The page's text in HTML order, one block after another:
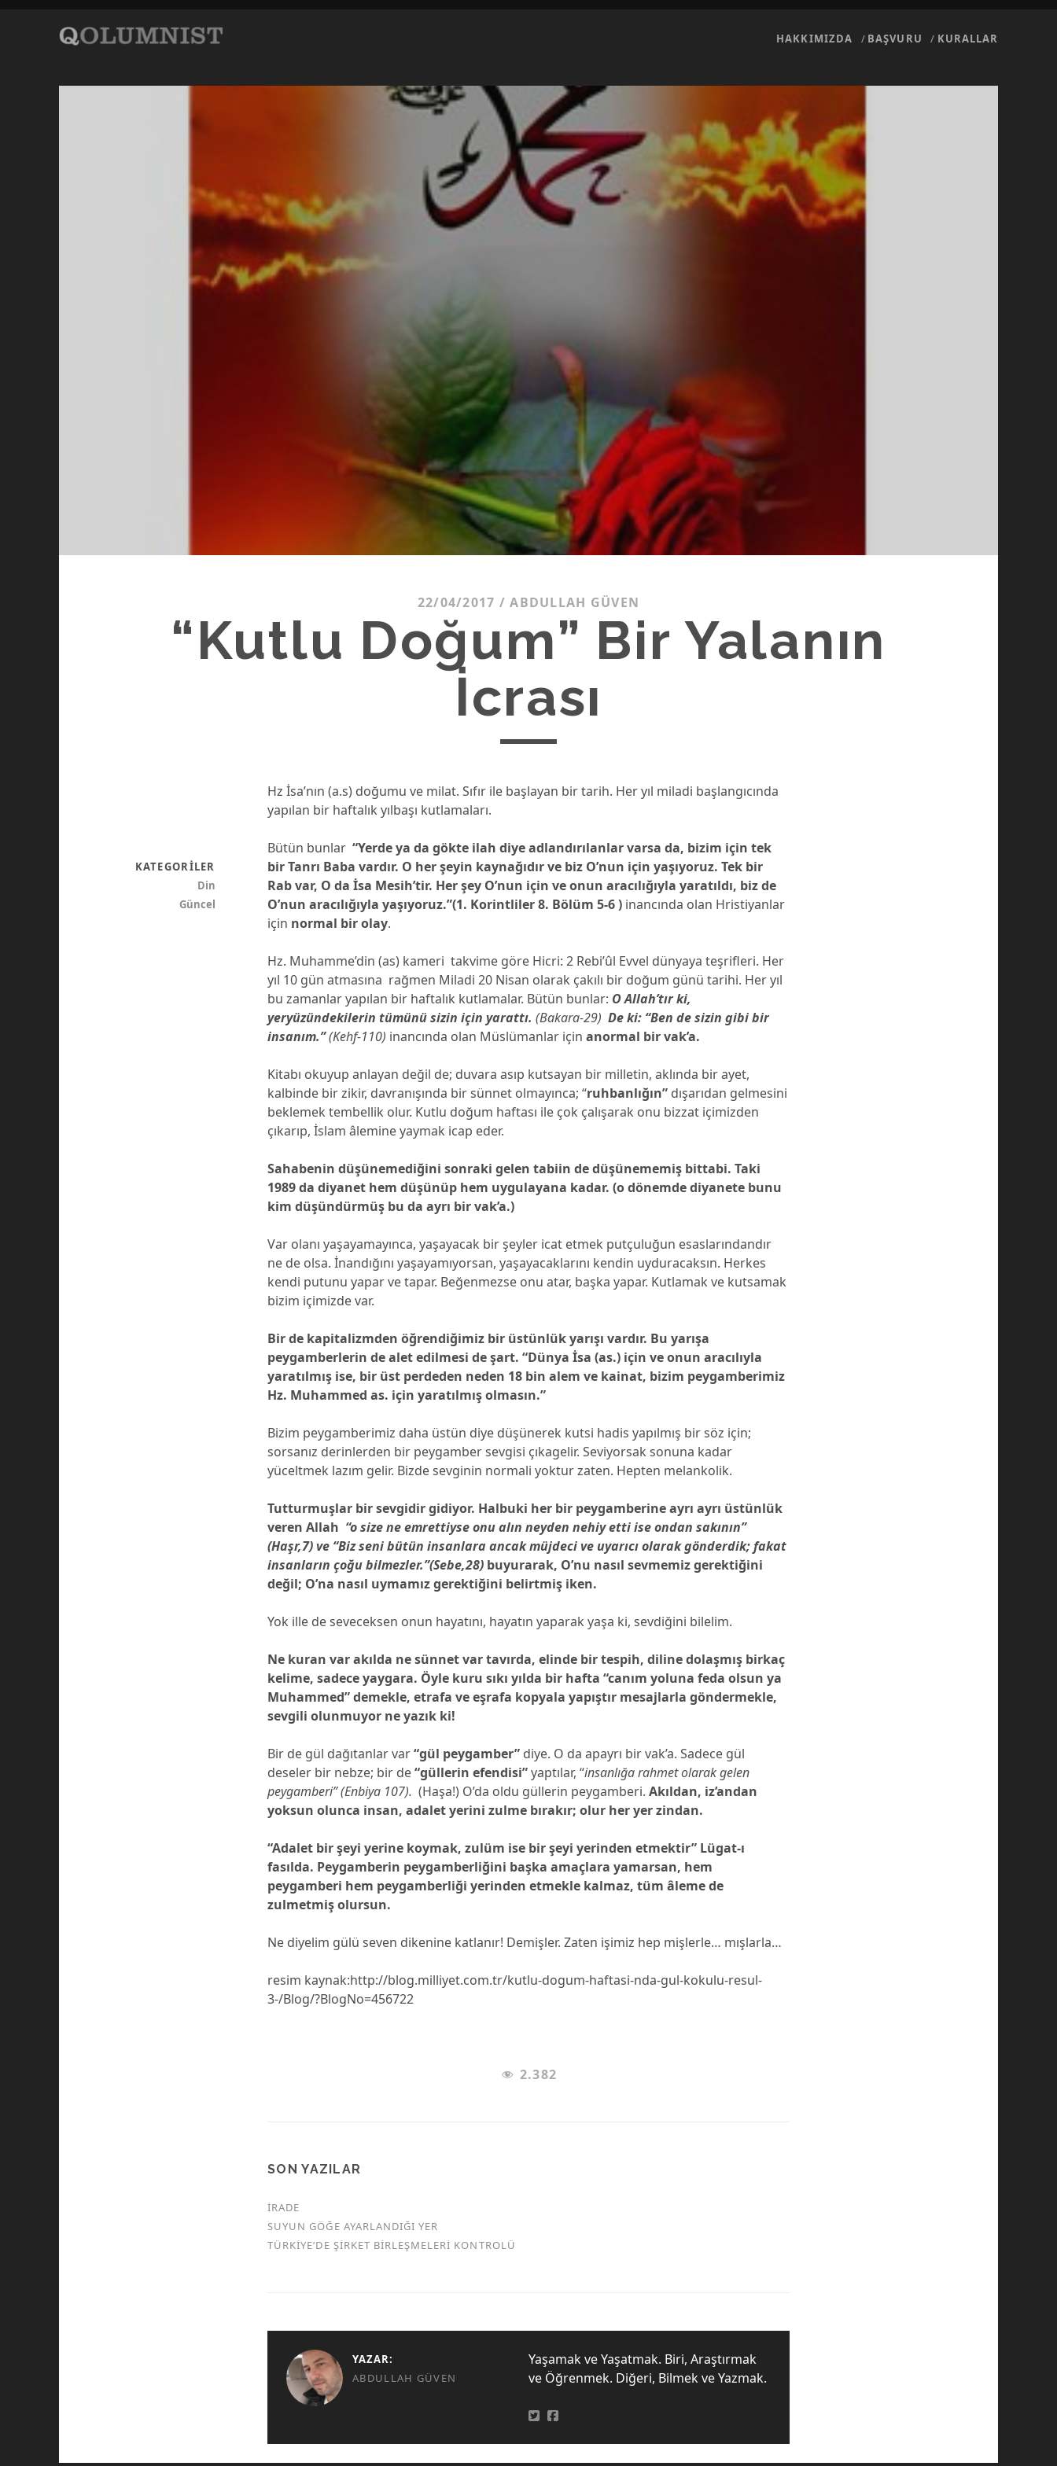
HAKKIMIZDA BAŞVURU KURALLAR
22/04/2017 /ABDULLAH GÜVEN
“Kutlu Doğum” Bir Yalanın
İcrası
Hz İsa’nın (a.s) doğumu ve milat. Sıfır ile başlayan bir tarih. Her yıl miladi başlangıcında
yapılan bir haftalık yılbaşı kutlamaları.
Bütün bunlar“Yerde ya da gökte ilah diye adlandırılanlar varsa da, bizim için tek
bir Tanrı Baba vardır. O her şeyin kaynağıdır ve biz O’nun için yaşıyoruz. Tek bir
Rab var, O da İsa Mesih’tir. Her şey O’nun için ve onun aracılığıyla yaratıldı, biz de
O’nun aracılığıyla yaşıyoruz.”(1. Korintliler 8. Bölüm 5-6 ) inancında olan Hristiyanlar
için normal bir olay.
Hz. Muhamme’din (as) kameri takvime göre Hicri: 2 Rebi’ûl Evvel dünyaya teşrifleri. Her
yıl 10 gün atmasına rağmen Miladi 20 Nisan olarak çakılı bir doğum günü tarihi. Her yıl
bu zamanlar yapılan bir haftalık kutlamalar. Bütün bunlar: O Allah’tır ki,
yeryüzündekilerin tümünü sizin için yarattı.(Bakara-29)De ki: “Ben de sizin gibi bir
insanım.”(Kehf-110) inancında olan Müslümanlar içinanormal bir vak’a.
Kitabı okuyup anlayan değil de; duvara asıp kutsayan bir milletin, aklında bir ayet,
kalbinde bir zikir, davranışında bir sünnet olmayınca; “ruhbanlığın” dışarıdan gelmesini
beklemek tembellik olur. Kutlu doğum haftası ile çok çalışarak onu bizzat içimizden
çıkarıp, İslam âlemine yaymak icap eder.
Sahabenin düşünemediğini sonraki gelen tabiin de düşünememiş bittabi. Taki
1989 da diyanet hem düşünüp hem uygulayana kadar. (o dönemde diyanete bunu
kim düşündürmüş bu da ayrı bir vak’a.)
Var olanı yaşayamayınca, yaşayacak bir şeyler icat etmek putçuluğun esaslarındandır
ne de olsa. İnandığını yaşayamıyorsan, yaşayacaklarını kendin uyduracaksın. Herkes
kendi putunu yapar ve tapar. Beğenmezse onu atar, başka yapar. Kutlamak ve kutsamak
bizim içimizde var.
Bir de kapitalizmden öğrendiğimiz bir üstünlük yarışı vardır. Bu yarışa
peygamberlerin de alet edilmesi de şart. “Dünya İsa (as.) için ve onun aracılıyla
yaratılmış ise, bir üst perdeden neden 18 bin alem ve kainat, bizim peygamberimiz
Hz. Muhammed as. için yaratılmış olmasın.”
Bizim peygamberimiz daha üstün diye düşünerek kutsi hadis yapılmış bir söz için;
sorsanız derinlerden bir peygamber sevgisi çıkagelir. Seviyorsak sonuna kadar
yüceltmek lazım gelir. Bizde sevginin normali yoktur zaten. Hepten melankolik.
Tutturmuşlar bir sevgidir gidiyor. Halbuki her bir peygamberine ayrı ayrı üstünlük
veren Allah “o size ne emrettiyse onu alın neyden nehiy etti ise ondan sakının”
(Haşr,7) ve “Biz seni bütün insanlara ancak müjdeci ve uyarıcı olarak gönderdik; fakat
insanların çoğu bilmezler.”(Sebe,28) buyurarak, O’nu nasıl sevmemiz gerektiğini
değil; O’na nasıl uymamız gerektiğini belirtmiş iken.
Yok ille de seveceksen onun hayatını, hayatın yaparak yaşa ki, sevdiğini bilelim.
Ne kuran var akılda ne sünnet var tavırda, elinde bir tespih, diline dolaşmış birkaç
kelime, sadece yaygara. Öyle kuru sıkı yılda bir hafta “canım yoluna feda olsun ya
Muhammed” demekle, etrafa ve eşrafa kopyala yapıştır mesajlarla göndermekle,
sevgili olunmuyor ne yazık ki!
Bir de gül dağıtanlar var“gül peygamber” diye. O da apayrı bir vak’a. Sadece gül
deseler bir nebze; bir de“güllerin efendisi”yaptılar, “insanlığa rahmet olarak gelen
peygamberi” (Enbiya 107). (Haşa!) O’da oldu güllerin peygamberi.Akıldan, iz’andan
yoksun olunca insan, adalet yerini zulme bırakır; olur her yer zindan.
“Adalet bir şeyi yerine koymak, zulüm ise bir şeyi yerinden etmektir” Lügat-ı
fasılda. Peygamberin peygamberliğini başka amaçlara yamarsan, hem
peygamberi hem peygamberliği yerinden etmekle kalmaz, tüm âleme de
zulmetmiş olursun.
Ne diyelim gülü seven dikenine katlanır! Demişler. Zaten işimiz hep mişlerle… mışlarla…
resim kaynak:http://blog.milliyet.com.tr/kutlu-dogum-haftasi-nda-gul-kokulu-resul-
3-/Blog/?BlogNo=456722
2.382
SON YAZILAR
İRADE
SUYUN GÖĞE AYARLANDIĞI YER
TÜRKİYE’DE ŞİRKET BİRLEŞMELERİ KONTROLÜ
KATEGORILER
Din
Güncel
YAZAR:
ABDULLAH GÜVEN
Yaşamak ve Yaşatmak. Biri, Araştırmak
ve Öğrenmek. Diğeri, Bilmek ve Yazmak.